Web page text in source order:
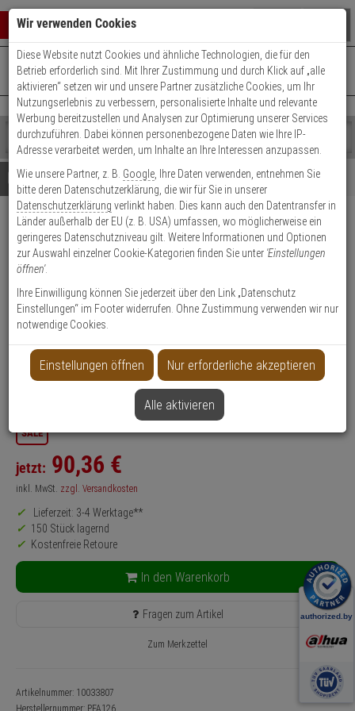
0 ARTIKEL IM WARENKORB
Ihr Warenkorb ist momentan leer.
Ergebnisse ()
Fertig
Shop
durchsuchen
Bitte
geben
Sie
mindestens
Zeichen
ein,
um
Suche
Es
wurde
noch
Kategorien
Suche
gestartet
+49 (0)821 899 493-0Mo. - Do.: 8:00 - 16:30 | Fr.: 8:00 - 14:00 Uhr
Kontaktservice nutzen
Details Beratung
Dahua PFA126 Anschlussbox
Produktmerkmale
Datenblatt drucken
Produktinformationen
Zubehörartikel, Anschlussbox
Anwendung: Videoüberwachung
SALE
jetzt: 90,36 €
inkl. MwSt. zzgl. Versandkosten
Lieferzeit: 3-4 Werktage**
150 Stück lagernd
Kostenfreie Retoure
In den Warenkorb
Fragen zum Artikel
Zum Merkzettel
Artikelnummer: 10033807
Herstellernummer: PFA126
Wir verwenden Cookies
Diese Website nutzt Cookies und ähnliche Technologien, die für den
Betrieb erforderlich sind. Mit Ihrer Zustimmung und durch Klick auf „alle
aktivieren“ setzen wir und unsere Partner zusätzliche Cookies, um Ihr
Nutzungserlebnis zu verbessern, personalisierte Inhalte und relevante
Werbung bereitzustellen und Analysen zur Optimierung unserer Services
durchzuführen. Dabei können personenbezogene Daten wie Ihre IP-
Adresse verarbeitet werden, um Inhalte an Ihre Interessen anzupassen.
Wie unsere Partner, z. B. Google , Ihre Daten verwenden, entnehmen Sie
bitte deren Datenschutzerklärung, die wir für Sie in unserer
Datenschutzerklärung verlinkt haben. Dies kann auch den Datentransfer in
Länder außerhalb der EU (z. B. USA) umfassen, wo möglicherweise ein
geringeres Datenschutzniveau gilt. Weitere Informationen und Optionen
zur Auswahl einzelner Cookie-Kategorien finden Sie unter 'Einstellungen
öffnen'.
Ihre Einwilligung können Sie jederzeit über den Link „Datenschutz
Einstellungen“ im Footer widerrufen. Ohne Zustimmung verwenden wir nur
notwendige Cookies.
Einstellungen öffnen Nur erforderliche akzeptieren
Alle aktivieren